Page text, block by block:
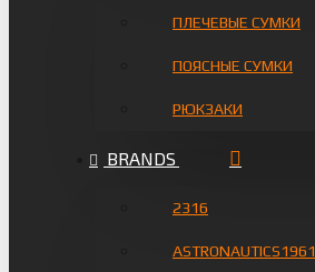
ПЛЕЧЕВЫЕ СУМКИ
ПОЯСНЫЕ СУМКИ
РЮКЗАКИ
BRANDS
2316
ASTRONAUTICS1961